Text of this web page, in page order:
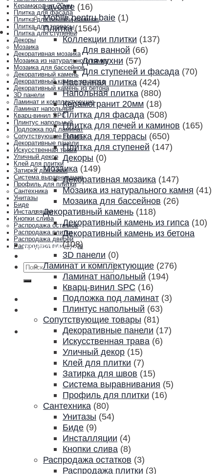
Керамогранит 20мм
Плитка для фасада
Плитка для печей и каминов
Плитка для террасы
Плитка для ступеней
Декоры
Мозаика
Декоративная мозаика
Мозаика из натурального камня
Мозаика для бассейнов
Декоративный камень
Декоративный камень из гипса
Декоративный камень из бетона
3D панели
Ламинат и комплектующие
Ламинат напольный
Кварц-винил SPC
Плинтус напольный
Подложка под ламинат
Сопутствующие товары
Декоративные панели
Искусственная трава
Уличный декор
Клей для плитки
Затирка для швов
Система выравнивания
Профиль для плитки
Сантехника
Унитазы
Биде
Инсталляции
Кнопки слива
Распродажа остатков
Распродажа плитки
Распродажа дверей
Распродажа плинтусов
Акции и скидки
Контакты
Искать:
Lavoare (16)
Mobila pentru baie (1)
Плитка (1564)
Коллекции плитки (137)
Для ванной (66)
Для кухни (57)
Для ступеней и фасада (70)
Настенная плитка (424)
Напольная плитка (880)
Керамогранит 20мм (18)
Плитка для фасада (508)
Плитка для печей и каминов (165)
Плитка для террасы (650)
Плитка для ступеней (147)
Декоры (0)
Мозаика (149)
Декоративная мозаика (147)
Мозаика из натурального камня (41)
Мозаика для бассейнов (26)
Декоративный камень (118)
Декоративный камень из гипса (10)
Декоративный камень из бетона
(108)
3D панели (0)
Ламинат и комплектующие (276)
Ламинат напольный (194)
Кварц-винил SPC (16)
Подложка под ламинат (3)
Плинтус напольный (63)
Сопутствующие товары (81)
Декоративные панели (17)
Искусственная трава (6)
Уличный декор (15)
Клей для плитки (7)
Затирка для швов (15)
Система выравнивания (5)
Профиль для плитки (16)
Сантехника (80)
Унитазы (54)
Биде (9)
Инсталляции (4)
Кнопки слива (8)
Распродажа остатков (3)
Распродажа плитки (3)